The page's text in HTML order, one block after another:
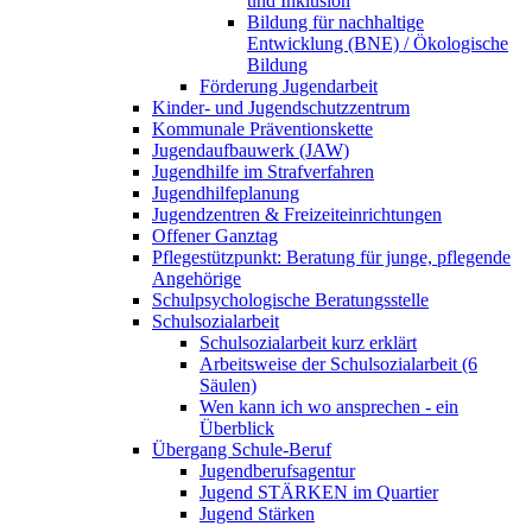
Bildung für nachhaltige
Entwicklung (BNE) / Ökologische
Bildung
Förderung Jugendarbeit
Kinder- und Jugendschutzzentrum
Kommunale Präventionskette
Jugendaufbauwerk (JAW)
Jugendhilfe im Strafverfahren
Jugendhilfeplanung
Jugendzentren & Freizeiteinrichtungen
Offener Ganztag
Pflegestützpunkt: Beratung für junge, pflegende
Angehörige
Schulpsychologische Beratungsstelle
Schulsozialarbeit
Schulsozialarbeit kurz erklärt
Arbeitsweise der Schulsozialarbeit (6
Säulen)
Wen kann ich wo ansprechen - ein
Überblick
Übergang Schule-Beruf
Jugendberufsagentur
Jugend STÄRKEN im Quartier
Jugend Stärken